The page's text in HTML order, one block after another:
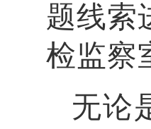
题线索
检监察
无论